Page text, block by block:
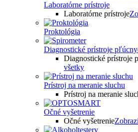
Laboratórne prístroje
Laboratórne prístroje
Proktológia
Diagnostické prístroje
Diagnostické prístroje
všetky
Prístroj na meranie sluchu
Prístroj na meranie
Očné vyšetrenie
Očné vyšetrenie